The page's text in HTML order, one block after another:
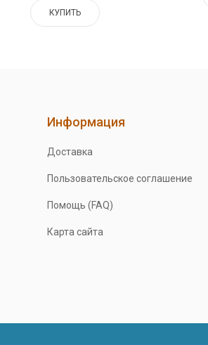
КУПИТЬ
Информация
Доставка
Пользовательское соглашение
Помощь (FAQ)
Карта сайта